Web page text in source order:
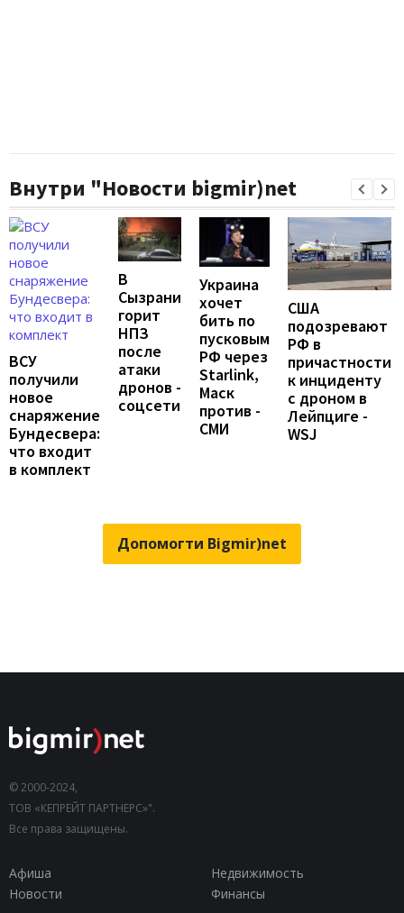
Внутри "Новости bigmir)net
ВСУ
получили
новое
снаряжение
Бундесвера:
что входит
в комплект
В
Сызрани
горит
НПЗ
после
атаки
дронов -
соцсети
Украина
хочет
бить по
пусковым
РФ через
Starlink,
Маск
против -
СМИ
США
подозревают
РФ в
причастности
к инциденту
с дроном в
Лейпциге -
WSJ
Допомогти Bigmir)net
© 2000-2024,
ТОВ «КЕПРЕЙТ ПАРТНЕРС»".
Все права защищены.
Афиша
Недвижимость
Новости
Финансы